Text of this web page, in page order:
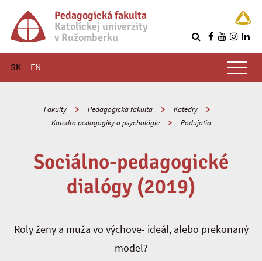
Pedagogická fakulta
Katolíckej univerzity
v Ružomberku
SK EN
Hlavné menu
Fakulty Pedagogická fakulta
Katedry
Katedra pedagogiky a psychológie
Podujatia
Sociálno-pedagogické
dialógy (2019)
Roly ženy a muža vo výchove- ideál, alebo prekonaný
model?